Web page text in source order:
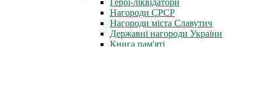
Герої-ліквідатори
Нагороди СРСР
Нагороди міста Славутич
Державні нагороди України
Книга пам'яті